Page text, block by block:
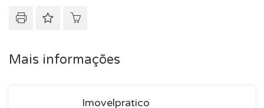
Mais informações
Imovelpratico